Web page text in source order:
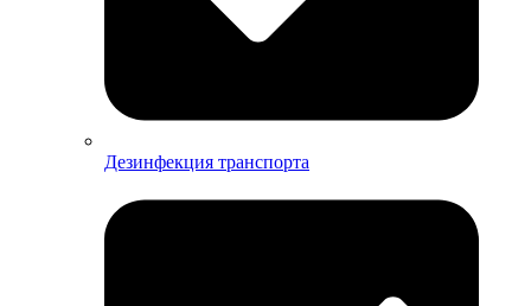
Дезинфекция транспорта